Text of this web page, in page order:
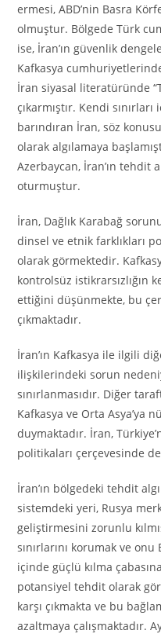
ermesi, ABD’nin Basra
olmuştur. Bölgede Türk
ise, İran’ın güvenlik
Kafkasya
İran siyasal literatüründe
çıkarmıştır. Kendi
barındıran İran, söz
olarak algılamaya
Azerbaycan, İran’ın tehdit
oturmuştur.
İran, Dağlık Karabağ
dinsel ve etnik farklıkları
olarak görmektedir.
kontrolsüz
ettiğini düşünmekte, bu
çıkmaktadır.
İran’ın Kafkasya ile ilgili
ilişkilerindeki sorun
sınırlanmasıdır. Diğer
Kafkasya ve Orta Asya’ya
duymaktadır. İran,
politikaları çerçevesinde
İran’ın bölgedeki tehdit
sistemdeki yeri, Rusya
geliştirmesini zorunlu
sınırlarını korumak ve
içinde güçlü kılma
potansiyel tehdit olarak
karşı çıkmakta ve bu
azaltmaya çalışmaktadır.